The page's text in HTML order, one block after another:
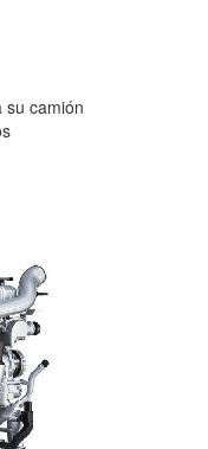
su camión